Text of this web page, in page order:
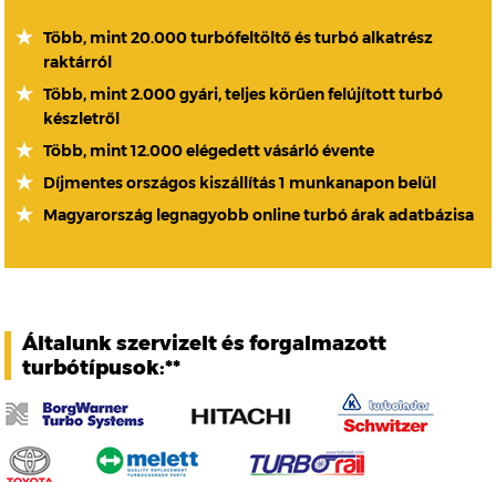
Több, mint 20.000 turbófeltöltő és turbó alkatrész
raktárról
Több, mint 2.000 gyári, teljes körűen felújított turbó
készletről
Több, mint 12.000 elégedett vásárló évente
Díjmentes országos kiszállítás 1 munkanapon belül
Magyarország legnagyobb online turbó árak adatbázisa
Általunk szervizelt és forgalmazott
turbótípusok:**